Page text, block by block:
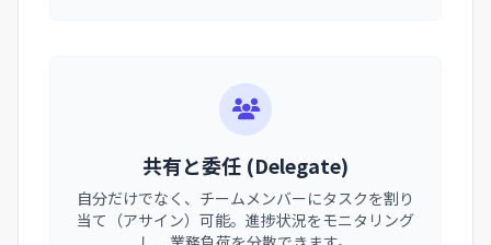
共有と委任 (Delegate)
自分だけでなく、チームメンバーにタスクを割り
当て（アサイン）可能。進捗状況をモニタリング